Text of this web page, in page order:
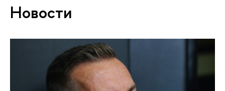
Новости